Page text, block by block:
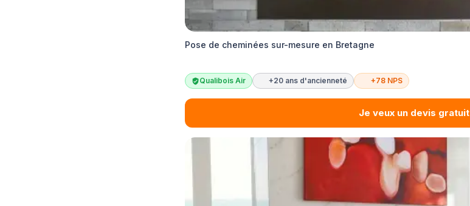
Pose de cheminées sur-mesure en Bretagne
Qualibois Air +20 ans d'ancienneté +78 NPS
Je veux un devis gratuit